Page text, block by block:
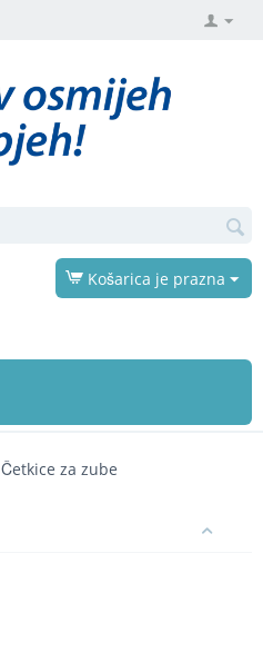
Košarica je prazna
Četkice za zube